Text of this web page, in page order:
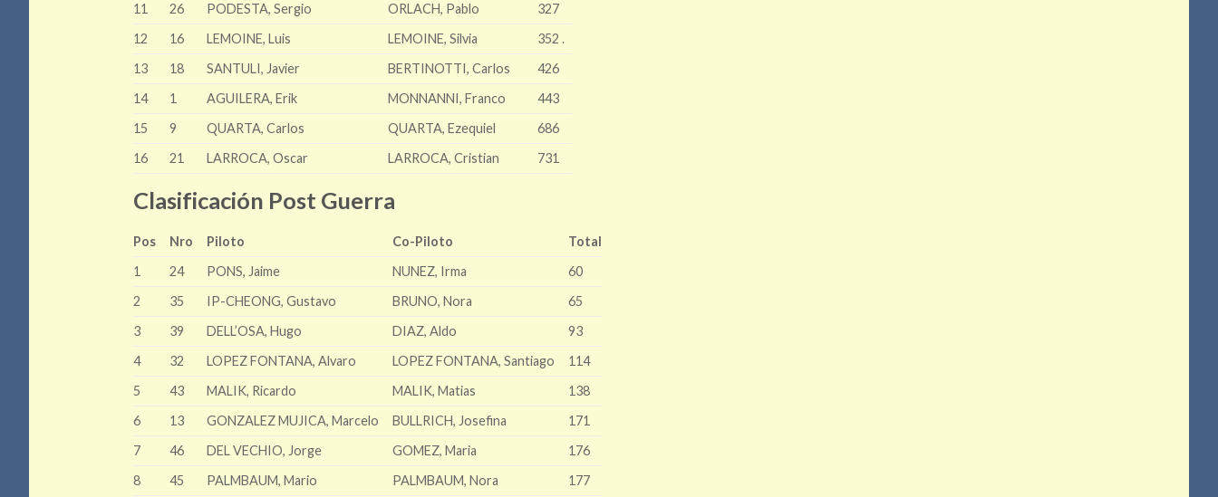
11
26 PODESTA, Sergio ORLACH, Pablo
327
12
16 LEMOINE, Luis LEMOINE, Silvia
352 .
13
18 SANTULI, Javier BERTINOTTI, Carlos
426
14
1 AGUILERA, Erik MONNANNI, Franco
443
15
9 QUARTA, Carlos QUARTA, Ezequiel
686
16
21 LARROCA, Oscar LARROCA, Cristian 731
Clasificación Post Guerra
Pos Nro Piloto Co-Piloto
Total
1
24 PONS, Jaime NUNEZ, Irma
60
2
35 IP-CHEONG, Gustavo BRUNO, Nora
65
3
39 DELL’OSA, Hugo DIAZ, Aldo
93
4
32 LOPEZ FONTANA, Alvaro LOPEZ FONTANA, Santiago
114
5
43 MALIK, Ricardo MALIK, Matias
138
6
13 GONZALEZ MUJICA, Marcelo BULLRICH, Josefina
171
7
46 DEL VECHIO, Jorge GOMEZ, Maria
176
8
45 PALMBAUM, Mario PALMBAUM, Nora 177